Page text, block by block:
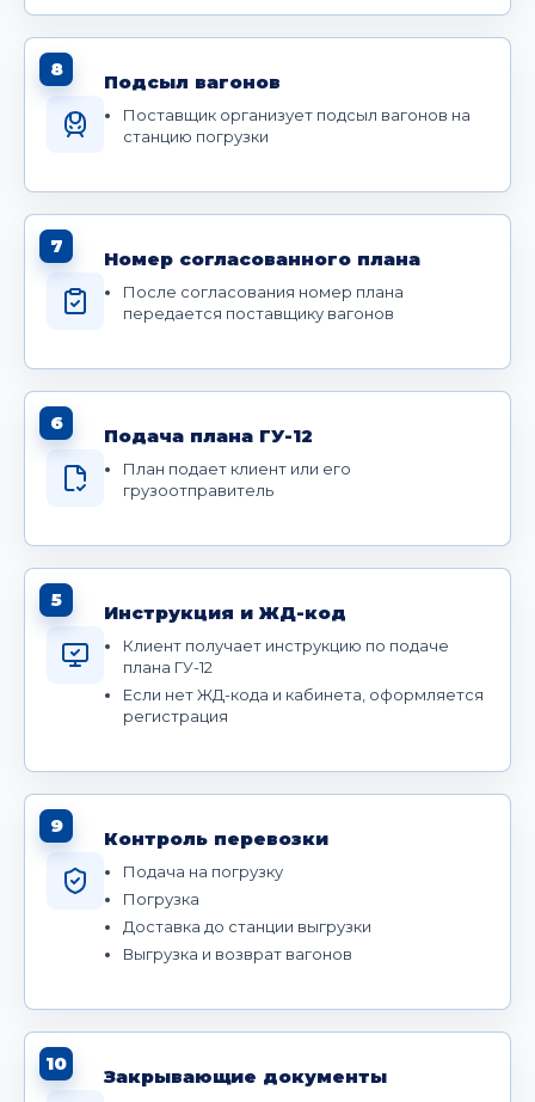
8
Подсыл вагонов
Поставщик организует подсыл вагонов на
станцию погрузки
7
Номер согласованного плана
После согласования номер плана
передается поставщику вагонов
6
Подача плана ГУ-12
План подает клиент или его
грузоотправитель
5
Инструкция и ЖД-код
Клиент получает инструкцию по подаче
плана ГУ-12
Если нет ЖД-кода и кабинета, оформляется
регистрация
9
Контроль перевозки
Подача на погрузку
Погрузка
Доставка до станции выгрузки
Выгрузка и возврат вагонов
10
Закрывающие документы